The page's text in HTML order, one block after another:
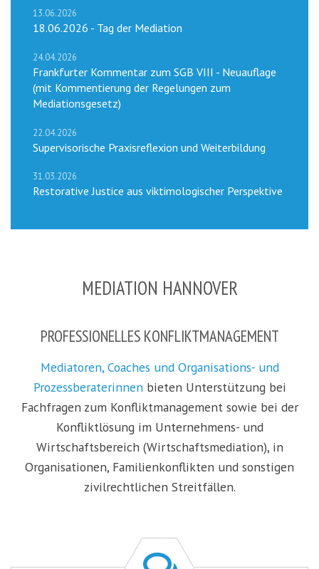
13.06.2026
18.06.2026 - Tag der Mediation
24.04.2026
Frankfurter Kommentar zum SGB VIII - Neuauflage
(mit Kommentierung der Regelungen zum
Mediationsgesetz)
22.04.2026
Supervisorische Praxisreflexion und Weiterbildung
31.03.2026
Restorative Justice aus viktimologischer Perspektive
MEDIATION HANNOVER
PROFESSIONELLES KONFLIKTMANAGEMENT
Mediatoren, Coaches und Organisations- und
Prozessberaterinnen bieten Unterstützung bei
Fachfragen zum Konfliktmanagement sowie bei der
Konfliktlösung im Unternehmens- und
Wirtschaftsbereich (Wirtschaftsmediation), in
Organisationen, Familienkonflikten und sonstigen
zivilrechtlichen Streitfällen.